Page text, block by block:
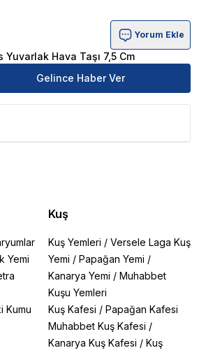
Taşı 7,5 Cm Ürün Yorumları
Yorum Ekle
Yuvarlak Hava Taşı 7,5 Cm
Gelince Haber Ver
Yemi
Kumu
Kuş
Kuş Yemleri / Versele Laga Kuş
Yemi / Papağan Yemi /
Kanarya Yemi / Muhabbet
Kuşu Yemleri
Kuş Kafesi / Papağan Kafesi
Muhabbet Kuş Kafesi /
Kanarya Kuş Kafesi / Kuş